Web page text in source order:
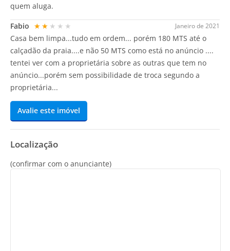
quem aluga.
Janeiro de 2021
Fabio ★★★★★
Casa bem limpa...tudo em ordem... porém 180 MTS até o
calçadão da praia....e não 50 MTS como está no anúncio ....
tentei ver com a proprietária sobre as outras que tem no
anúncio...porém sem possibilidade de troca segundo a
proprietária...
Avalie este imóvel
Localização
(confirmar com o anunciante)